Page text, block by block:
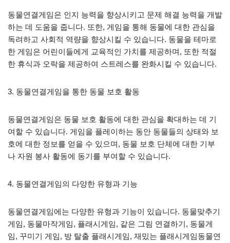
동물연결게임은 인지 능력을 향상시키고 문제 해결 능력을 개발
하는 데 도움을 줍니다. 또한, 게임을 통해 동물에 대한 관심을
독려하고 사회적 역량을 향상시킬 수 있습니다. 동물을 테마로
한 게임은 어린이들에게 교육적인 가치를 제공하며, 또한 적절
한 휴식과 오락을 제공하여 스트레스를 완화시킬 수 있습니다.
3. 동물연결게임을 통한 동물 보호 활동
동물연결게임은 동물 보호 활동에 대한 관심을 확대하는 데 기
여할 수 있습니다. 게임을 플레이하는 동안 동물들의 상태와 보
호에 대한 정보를 얻을 수 있으며, 동물 보호 단체에 대한 기부
나 자원 봉사 활동에 동기를 부여할 수 있습니다.
4. 동물연결게임의 다양한 유형과 기능
동물연결게임에는 다양한 유형과 기능이 있습니다. 동물맞추기
게임, 동물마작게임, 플래시게임, 같은 그림 연결하기, 동물게
임, 꾸미기 게임, 방 탈출 플래시게임, 재밌는 플래시게임동물연